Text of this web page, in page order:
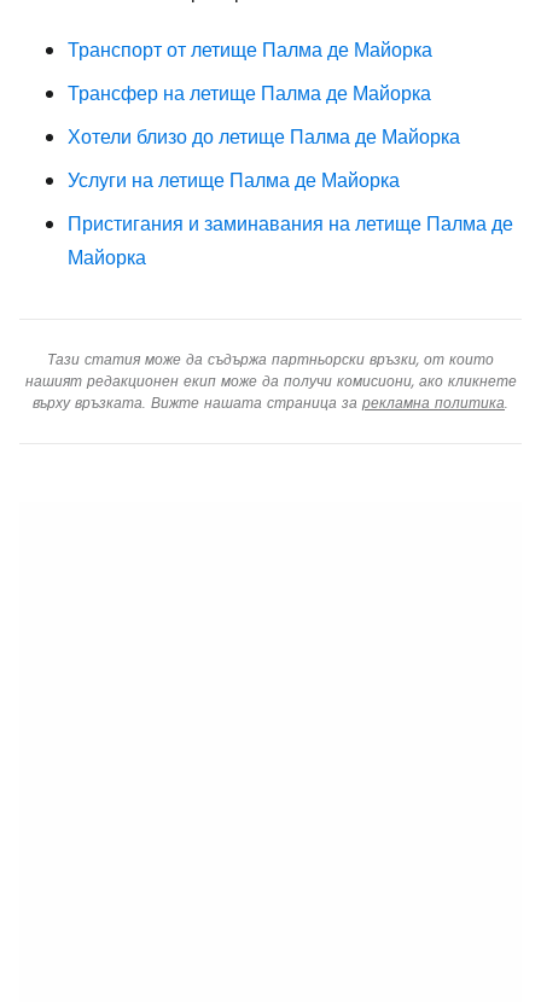
Транспорт от летище Палма де Майорка
Трансфер на летище Палма де Майорка
Хотели близо до летище Палма де Майорка
Услуги на летище Палма де Майорка
Пристигания и заминавания на летище Палма де
Майорка
Тази статия може да съдържа партньорски връзки, от които
нашият редакционен екип може да получи комисиони, ако кликнете
върху връзката. Вижте нашата страница за рекламна политика.